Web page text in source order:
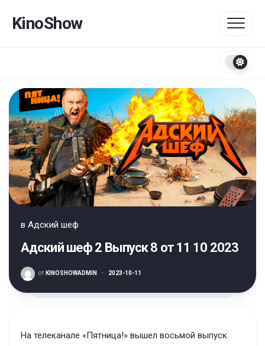
содержанию
KinoShow
в Адский шеф
Адский шеф 2 Выпуск 8 от 11 10 2023
от KINOSHOWADMIN · 2023-10-11
На телеканале «Пятница!» вышел восьмой выпуск